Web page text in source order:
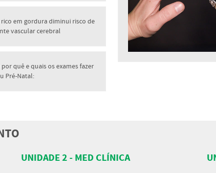
rico em gordura diminui risco de
vascular cerebral
por quê e quais os exames fazer
Pré-Natal:
UNIDADE 2 - MED CLÍNICA